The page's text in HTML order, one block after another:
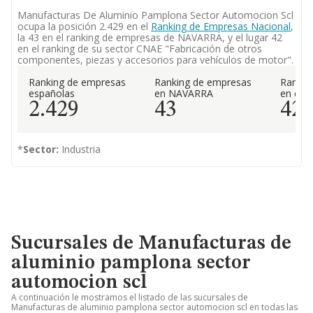
Manufacturas De Aluminio Pamplona Sector Automocion Scl
ocupa la posición 2.429 en el Ranking de Empresas Nacional,
la 43 en el ranking de empresas de NAVARRA, y el lugar 42
en el ranking de su sector CNAE "Fabricación de otros
componentes, piezas y accesorios para vehículos de motor".
Ranking de empresas
españolas
2.429
Ranking de empresas
en NAVARRA
43
en el
42
*Sector: Industria
Sucursales de Manufacturas de
aluminio pamplona sector
automocion scl
A continuación le mostramos el listado de las sucursales de
Manufacturas de aluminio pamplona sector automocion scl en todas las